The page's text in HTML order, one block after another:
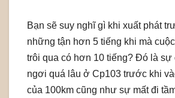
Bạn sẽ suy nghĩ gì khi xuất phát
những tận hơn 5 tiếng khi mà
trôi qua có hơn 10 tiếng? Đó là sự
ngơi quá lâu ở Cp103 trước khi
của 100km cũng như sự mất đi